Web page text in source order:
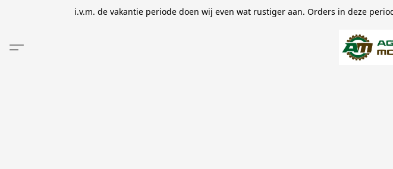
i.v.m. de vakantie periode doen wij even wat rustiger aan. Orders in deze